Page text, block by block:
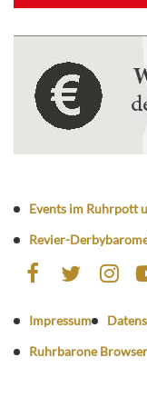
Events im Ruhrpott
Revier-
Impressum
Ruhrbarone